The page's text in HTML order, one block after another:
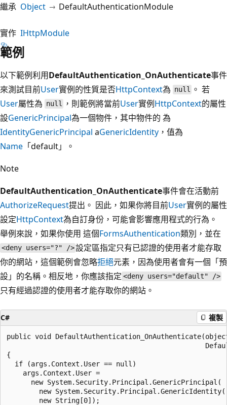
繼承 Object DefaultAuthenticationModule
實作 IHttpModule
範例
以下範例利用DefaultAuthentication_OnAuthenticate事件
來測試目前User實例的性質是否HttpContext為 null 。 若
User屬性為 null ，則範例將當前User實例HttpContext的屬性
設GenericPrincipal為一個物件，其中物件的 為
IdentityGenericPrincipal aGenericIdentity ，值為
Name 「default」。
Note
DefaultAuthentication_OnAuthenticate事件會在活動前
AuthorizeRequest提出。 因此，如果你將目前User實例的屬性
設定HttpContext為自訂身份，可能會影響應用程式的行為。
舉例來說，如果你使用 這個FormsAuthentication類別，並在
<deny users="?" />設定區指定只有已認證的使用者才能存取
你的網站，這個範例會忽略拒絕元素，因為使用者會有一個「預
設」的名稱。相反地，你應該指定 <deny users="default" />
只有經過認證的使用者才能存取你的網站。
C# 複製
public void
{
  if (args.Context.User == null)
    args.Context.User =
      new System.Security.Principal.GenericPrincipal(
new
        new String[0]);